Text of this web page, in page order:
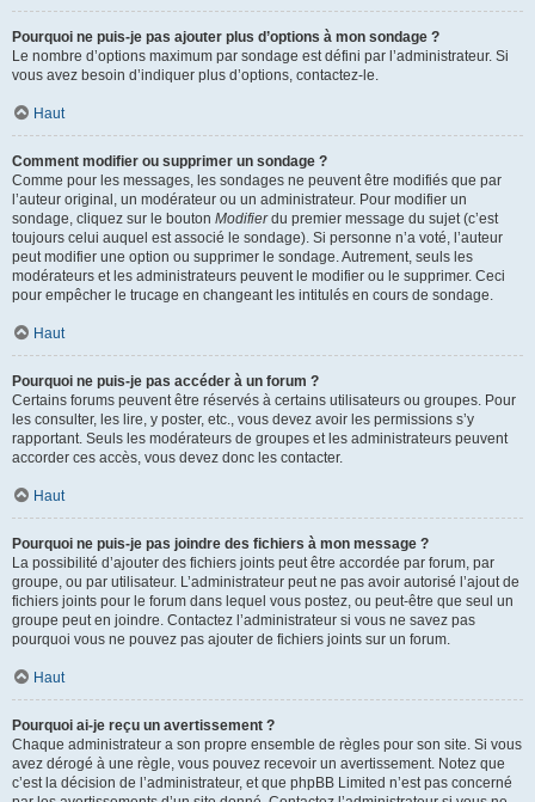
Pourquoi ne puis-je pas ajouter plus d’options à mon sondage ?
Le nombre d’options maximum par sondage est défini par l’administrateur. Si
vous avez besoin d’indiquer plus d’options, contactez-le.
Haut
Comment modifier ou supprimer un sondage ?
Comme pour les messages, les sondages ne peuvent être modifiés que par
l’auteur original, un modérateur ou un administrateur. Pour modifier un
sondage, cliquez sur le bouton Modifierdu premier message du sujet (c’est
toujours celui auquel est associé le sondage). Si personne n’a voté, l’auteur
peut modifier une option ou supprimer le sondage. Autrement, seuls les
modérateurs et les administrateurs peuvent le modifier ou le supprimer. Ceci
pour empêcher le trucage en changeant les intitulés en cours de sondage.
Haut
Pourquoi ne puis-je pas accéder à un forum ?
Certains forums peuvent être réservés à certains utilisateurs ou groupes. Pour
les consulter, les lire, y poster, etc., vous devez avoir les permissions s’y
rapportant. Seuls les modérateurs de groupes et les administrateurs peuvent
accorder ces accès, vous devez donc les contacter.
Haut
Pourquoi ne puis-je pas joindre des fichiers à mon message ?
La possibilité d’ajouter des fichiers joints peut être accordée par forum, par
groupe, ou par utilisateur. L’administrateur peut ne pas avoir autorisé l’ajout de
fichiers joints pour le forum dans lequel vous postez, ou peut-être que seul un
groupe peut en joindre. Contactez l’administrateur si vous ne savez pas
pourquoi vous ne pouvez pas ajouter de fichiers joints sur un forum.
Haut
Pourquoi ai-je reçu un avertissement ?
Chaque administrateur a son propre ensemble de règles pour son site. Si vous
avez dérogé à une règle, vous pouvez recevoir un avertissement. Notez que
c’est la décision de l’administrateur, et que phpBB Limited n’est pas concerné